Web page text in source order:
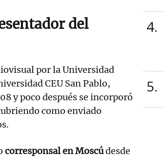
del
por la Universidad
CEU San Pablo,
y poco después se incorporó
como enviado
corresponsal en Moscúdesde
4
5